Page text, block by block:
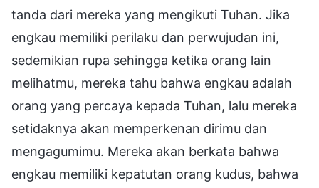
tanda dari mereka yang mengikuti Tuhan. Jika
engkau memiliki perilaku dan perwujudan ini,
sedemikian rupa sehingga ketika orang lain
melihatmu, mereka tahu bahwa engkau adalah
orang yang percaya kepada Tuhan, lalu mereka
setidaknya akan memperkenan dirimu dan
mengagumimu. Mereka akan berkata bahwa
engkau memiliki kepatutan orang kudus, bahwa